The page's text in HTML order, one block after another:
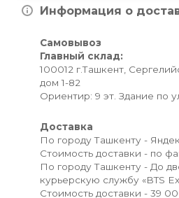
Информация о
Самовывоз
Главный склад:
100012 г.Ташкент,
дом 1-82
Ориентир: 9 эт. Здание по
Доставка
По городу Ташкенту -
Стоимость доставки - по
По городу Ташкенту - До
курьерскую службу «BTS
Стоимость доставки - 39